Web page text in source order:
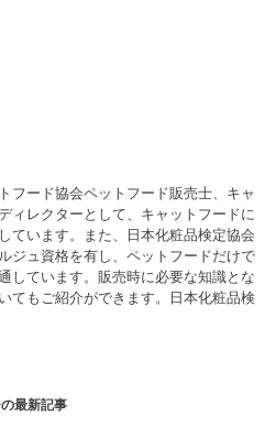
フード協会ペットフード販売士、キャ
ィレクターとして、キャットフードに
ています。また、日本化粧品検定協会
ジュ資格を有し、ペットフードだけで
しています。販売時に必要な知識とな
てもご紹介ができます。日本化粧品検
最新記事